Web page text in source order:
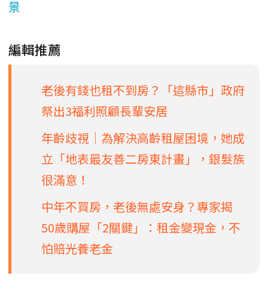
景
編輯推薦
老後有錢也租不到房？「這縣市」政府
祭出3福利照顧長輩安居
年齡歧視│為解決高齡租屋困境，她成
立「地表最友善二房東計畫」，銀髮族
很滿意！
中年不買房，老後無處安身？專家揭
50歲購屋「2關鍵」：租金變現金，不
怕賠光養老金